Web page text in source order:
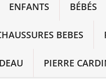
ENFANTS BÉBÉS
BEBES
PIERRE